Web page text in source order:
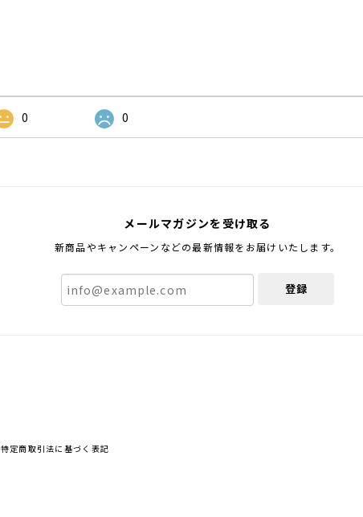
0 0
メールマガジンを受け取る
新商品やキャンペーンなどの最新情報をお届けいたします。
登録
特定商取引法に基づく表記